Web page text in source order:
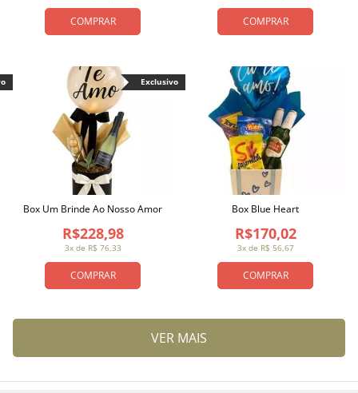
COMPRAR COMPRAR
COMPRAR
3x de R$ 76,33
R$228,98
Box Um Brinde Ao Nosso Amor
Exclusivo
COMPRAR
3x de R$ 56,67
R$170,02
Box Blue Heart
VER MAIS